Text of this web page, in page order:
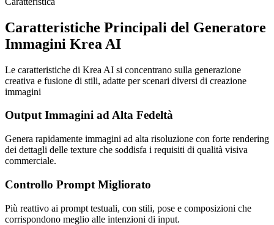
Caratteristiche Principali del Generatore
Immagini Krea AI
Le caratteristiche di Krea AI si concentrano sulla generazione
creativa e fusione di stili, adatte per scenari diversi di creazione
immagini
Output Immagini ad Alta Fedeltà
Genera rapidamente immagini ad alta risoluzione con forte rendering
dei dettagli delle texture che soddisfa i requisiti di qualità visiva
commerciale.
Controllo Prompt Migliorato
Più reattivo ai prompt testuali, con stili, pose e composizioni che
corrispondono meglio alle intenzioni di input.